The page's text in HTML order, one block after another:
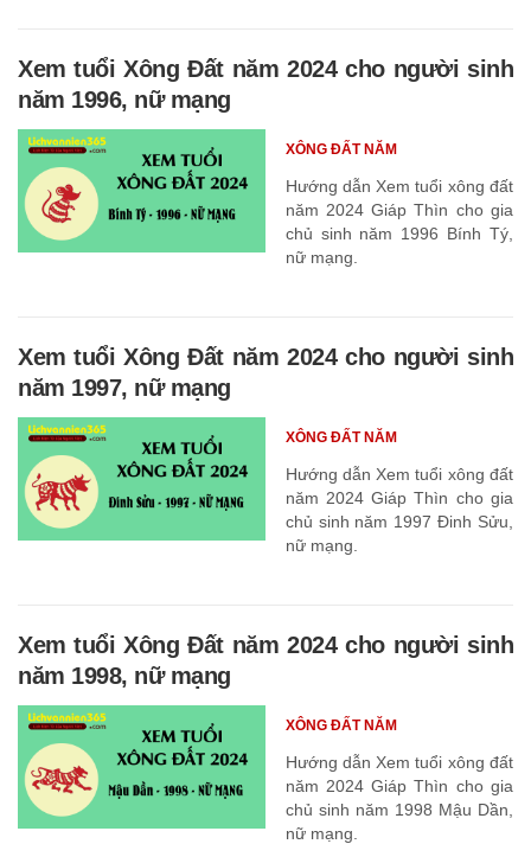
Xem tuổi Xông Đất năm 2024 cho người sinh
năm 1996, nữ mạng
Hướng dẫn Xem tuổi xông đất
năm 2024 Giáp Thìn cho gia
chủ sinh năm 1996 Bính Tý,
nữ mạng.
XÔNG ĐẤT NĂM
Xem tuổi Xông Đất năm 2024 cho người sinh
năm 1997, nữ mạng
Hướng dẫn Xem tuổi xông đất
năm 2024 Giáp Thìn cho gia
chủ sinh năm 1997 Đinh Sửu,
nữ mạng.
XÔNG ĐẤT NĂM
Xem tuổi Xông Đất năm 2024 cho người sinh
năm 1998, nữ mạng
Hướng dẫn Xem tuổi xông đất
năm 2024 Giáp Thìn cho gia
chủ sinh năm 1998 Mậu Dần,
nữ mạng.
XÔNG ĐẤT NĂM